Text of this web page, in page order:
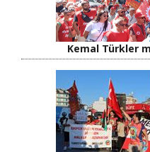
Kemal Türkler